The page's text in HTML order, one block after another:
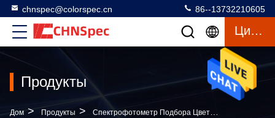
chnspec@colorspec.cn 86--13732210605
Цитата
Продукты
Дом > Продукты > Спектрофотометр Подбора Цветов